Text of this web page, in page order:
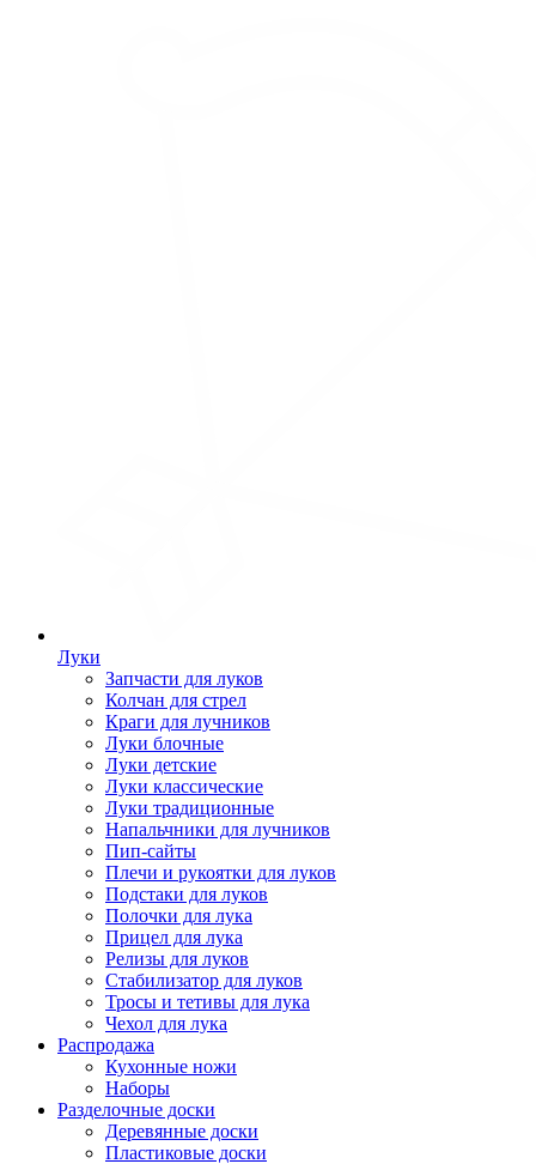
Луки
Запчасти для луков
Колчан для стрел
Краги для лучников
Луки блочные
Луки детские
Луки классические
Луки традиционные
Напальчники для лучников
Пип-сайты
Плечи и рукоятки для луков
Подстаки для луков
Полочки для лука
Прицел для лука
Релизы для луков
Стабилизатор для луков
Тросы и тетивы для лука
Чехол для лука
Распродажа
Кухонные ножи
Наборы
Разделочные доски
Деревянные доски
Пластиковые доски